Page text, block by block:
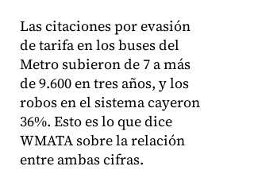
Las citaciones por evasión
de tarifa en los buses del
Metro subieron de 7 a más
de 9.600 en tres años, y los
robos en el sistema cayeron
36%. Esto es lo que dice
WMATA sobre la relación
entre ambas cifras.